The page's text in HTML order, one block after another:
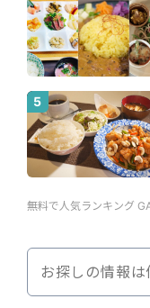
無料で人気ランキング